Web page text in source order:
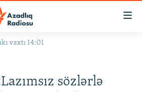
vaxtı 14:01
sözlərlə